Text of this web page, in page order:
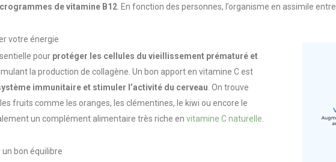
de vitamine B12 . En fonction des personnes, l’organisme en assimile
votre énergie
pour protéger les cellules du vieillissement prématuré et
la production de collagène. Un bon apport en vitamine C est
immunitaire et stimuler l’activité du cerveau . On trouve
fruits comme les oranges, les clémentines, le kiwi ou encore le
un complément alimentaire très riche en vitamine C naturelle
bon équilibre